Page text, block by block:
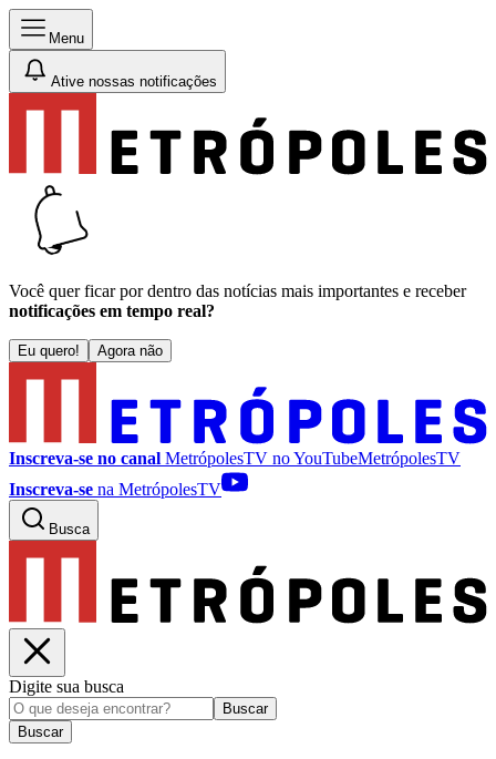
Menu
Ative nossas notificações
Você quer ficar por dentro das notícias mais importantes e receber
notificações em tempo real?
Eu quero! Agora não
Inscreva-se no canal MetrópolesTV noYouTubeMetrópolesTV
Inscreva-se na MetrópolesTV
Busca
Digite sua busca
Buscar
Buscar